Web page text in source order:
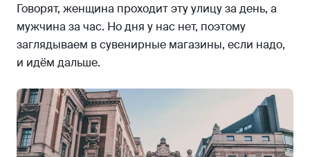
Говорят, женщина проходит эту улицу за день, а
мужчина за час. Но дня у нас нет, поэтому
заглядываем в сувенирные магазины, если надо,
и идём дальше.